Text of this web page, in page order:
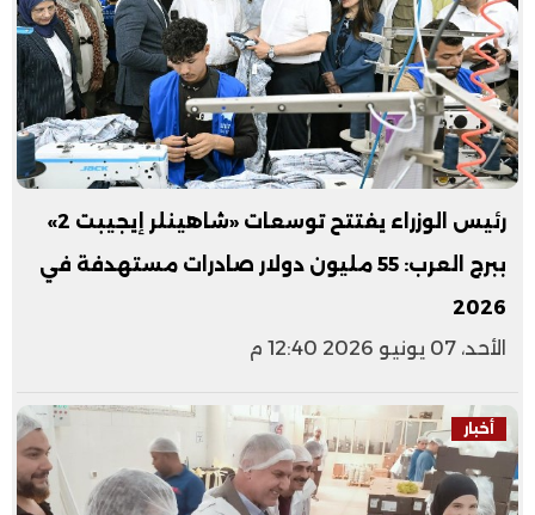
رئيس الوزراء يفتتح توسعات «شاهينلر إيجيبت 2»
ببرج العرب: 55 مليون دولار صادرات مستهدفة في
2026
الأحد، 07 يونيو 2026 12:40 م
أخبار